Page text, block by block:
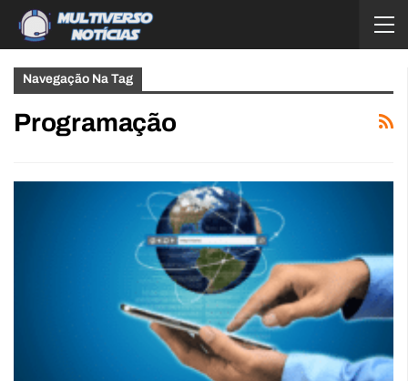
Navegação Na Tag
Programação